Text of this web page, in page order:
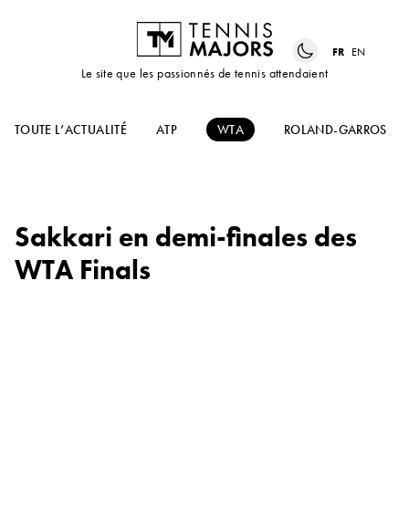
Le site que les passionnés de tennis attendaient
FR EN
TOUTE L’ACTUALITÉ ATP WTA ROLAND-GARROS
Sakkari en demi-finales des
WTA Finals